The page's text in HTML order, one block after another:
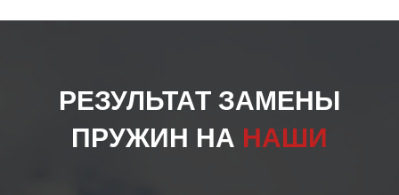
РЕЗУЛЬТАТ ЗАМЕНЫ
ПРУЖИН НА НАШИ